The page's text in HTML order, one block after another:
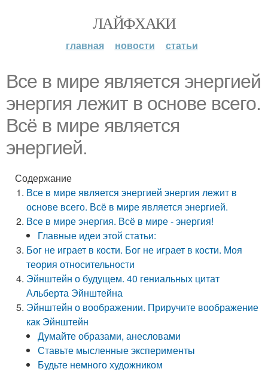
ЛАЙФХАКИ
главная новости статьи
Все в мире является энергией
энергия лежит в основе всего.
Всё в мире является
энергией.
Содержание
Все в мире является энергией энергия лежит в
основе всего. Всё в мире является энергией.
Все в мире энергия. Всё в мире - энергия!
Главные идеи этой статьи:
Бог не играет в кости. Бог не играет в кости. Моя
теория относительности
Эйнштейн о будущем. 40 гениальных цитат
Альберта Эйнштейна
Эйнштейн о воображении. Приручите воображение
как Эйнштейн
Думайте образами, анесловами
Ставьте мысленные эксперименты
Будьте немного художником